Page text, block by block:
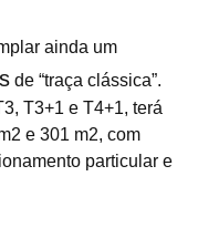
ainda um
de “traça clássica”.
T3+1 e T4+1, terá
e 301 m2, com
particular e